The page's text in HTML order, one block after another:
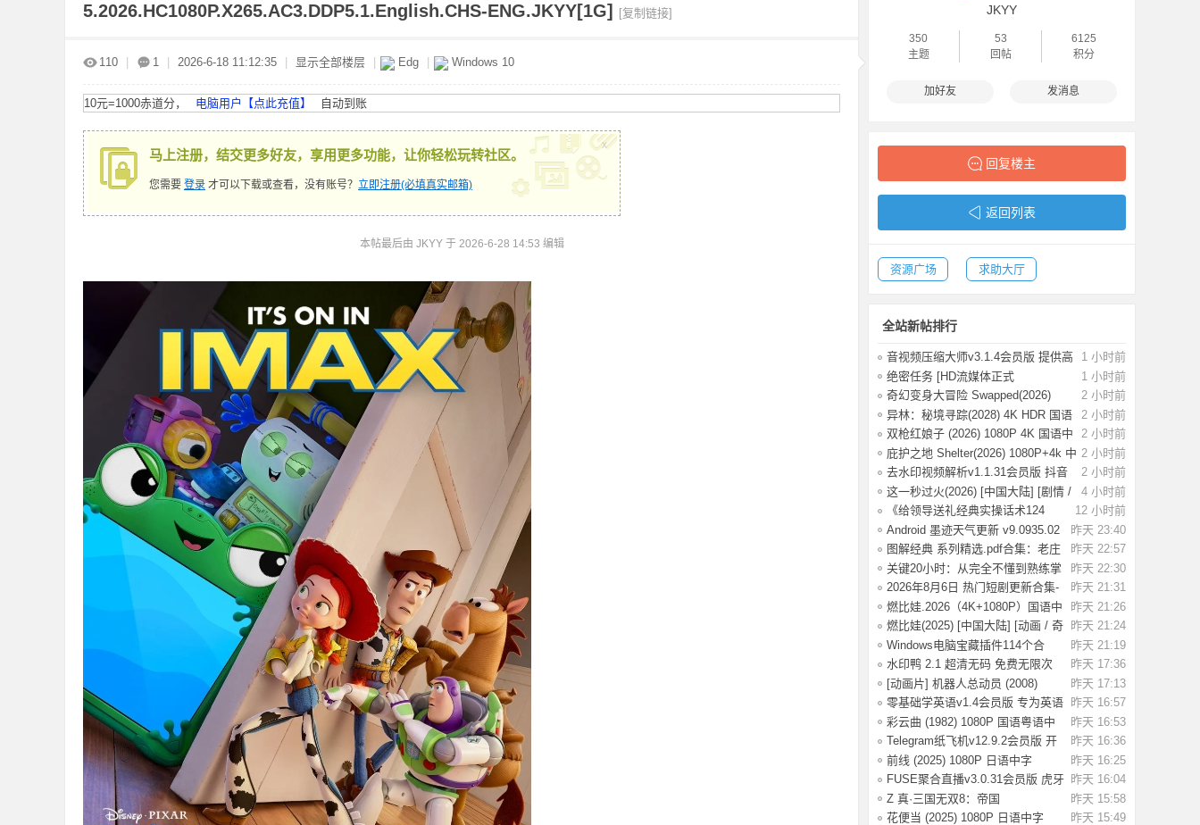
» › › ›
5.2026.HC1080P.X265.AC3.DDP5.1.English.CHS-ENG.JKYY[1G]
[复制链接]
110 1 2026-6-18 11:12:35 显示全部楼层 Edg Windows 10
10元=1000赤道分， 电脑用户【点此充值】 自动到账
马上注册，结交更多好友，享用更多功能，让你轻松玩转社区。
您需要 登录 才可以下载或查看，没有账号？ 立即注册(必填真实邮箱)
x
本帖最后由 JKYY 于 2026-6-28 14:53 编辑
JKYY
350
主题
53
回帖
6125
积分
加好友 发消息
回复楼主
返回列表
资源广场 求助大厅
全站新帖排行
1 小时前
音视频压缩大师v3.1.4会员版 提供高
效的音
1 小时前
绝密任务 [HD流媒体正式
版]Operation.Black
2 小时前
奇幻变身大冒险 Swapped(2026)
[1080P] [中
2 小时前
异林：秘境寻踪(2028) 4K HDR 国语
中字【1.
2 小时前
双枪红娘子 (2026) 1080P 4K 国语中
字 [1.7
2 小时前
庇护之地 Shelter(2026) 1080P+4k 中
英双字
2 小时前
去水印视频解析v1.1.31会员版 抖音
等平台无
4 小时前
这一秒过火(2026) [中国大陆] [剧情 /
爱情
12 小时前
《给领导送礼经典实操话术124
条》：不踩红
昨天 23:40
Android 墨迹天气更新 v9.0935.02
去广告解
昨天 22:57
图解经典 系列精选.pdf合集：老庄
易经 风
昨天 22:30
关键20小时：从完全不懂到熟练掌
握一门新技
昨天 21:31
2026年8月6日 热门短剧更新合集-
海量热门
昨天 21:26
燃比娃.2026（4K+1080P）国语中
字.首部宣纸
昨天 21:24
燃比娃(2025) [中国大陆] [动画 / 奇
幻 /
昨天 21:19
Windows电脑宝藏插件114个合
集，按功能分类
昨天 17:36
水印鸭 2.1 超清无码 免费无限次
试了好多
昨天 17:13
[动画片] 机器人总动员 (2008)
1080P 国配
昨天 16:57
零基础学英语v1.4会员版 专为英语
初学者设
昨天 16:53
彩云曲 (1982) 1080P 国语粤语中
字 [2.49G]
昨天 16:36
Telegram纸飞机v12.9.2会员版 开
放注册了
昨天 16:25
前线 (2025) 1080P 日语中字
[1.74G]
昨天 16:04
FUSE聚合直播v3.0.31会员版 虎牙
斗鱼抖音快
昨天 15:58
Z 真·三国无双8：帝国
_Build.20984287 官
昨天 15:49
花便当 (2025) 1080P 日语中字